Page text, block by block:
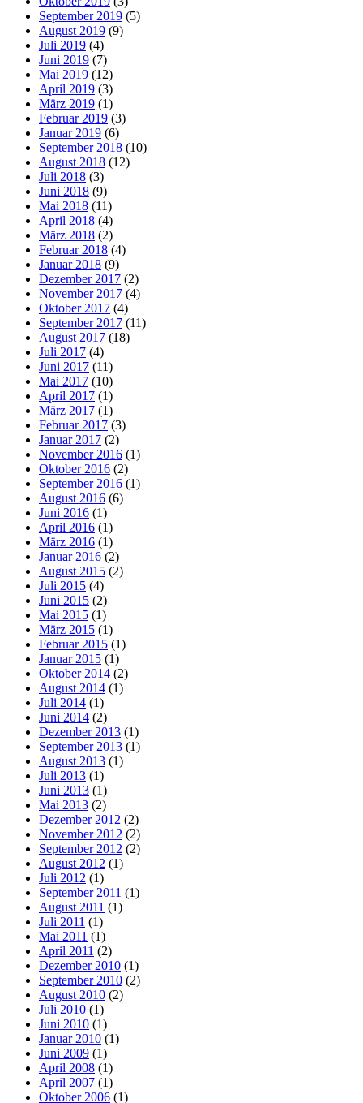
September 2019 (5)
August 2019 (9)
Juli 2019 (4)
Juni 2019 (7)
Mai 2019 (12)
April 2019 (3)
März 2019 (1)
Februar 2019 (3)
Januar 2019 (6)
September 2018 (10)
August 2018 (12)
Juli 2018 (3)
Juni 2018 (9)
Mai 2018 (11)
April 2018 (4)
März 2018 (2)
Februar 2018 (4)
Januar 2018 (9)
Dezember 2017 (2)
November 2017 (4)
Oktober 2017 (4)
September 2017 (11)
August 2017 (18)
Juli 2017 (4)
Juni 2017 (11)
Mai 2017 (10)
April 2017 (1)
März 2017 (1)
Februar 2017 (3)
Januar 2017 (2)
November 2016 (1)
Oktober 2016 (2)
September 2016 (1)
August 2016 (6)
Juni 2016 (1)
April 2016 (1)
März 2016 (1)
Januar 2016 (2)
August 2015 (2)
Juli 2015 (4)
Juni 2015 (2)
Mai 2015 (1)
März 2015 (1)
Februar 2015 (1)
Januar 2015 (1)
Oktober 2014 (2)
August 2014 (1)
Juli 2014 (1)
Juni 2014 (2)
Dezember 2013 (1)
September 2013 (1)
August 2013 (1)
Juli 2013 (1)
Juni 2013 (1)
Mai 2013 (2)
Dezember 2012 (2)
November 2012 (2)
September 2012 (2)
August 2012 (1)
Juli 2012 (1)
September 2011 (1)
August 2011 (1)
Juli 2011 (1)
Mai 2011 (1)
April 2011 (2)
Dezember 2010 (1)
September 2010 (2)
August 2010 (2)
Juli 2010 (1)
Juni 2010 (1)
Januar 2010 (1)
Juni 2009 (1)
April 2008 (1)
April 2007 (1)
Oktober 2006 (1)